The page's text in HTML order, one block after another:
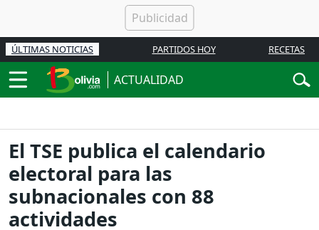
ÚLTIMAS NOTICIAS PARTIDOS HOY RECETAS
ACTUALIDAD
El TSE publica el calendario
electoral para las
subnacionales con 88
actividades